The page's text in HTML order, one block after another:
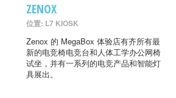
ZENOX
位置: L7 KIOSK
Zenox 的 MegaBox 体验店有齐所有最
新的电竞椅电竞台和人体工学办公网椅
试坐，并有一系列的电竞产品和智能灯
具展出。